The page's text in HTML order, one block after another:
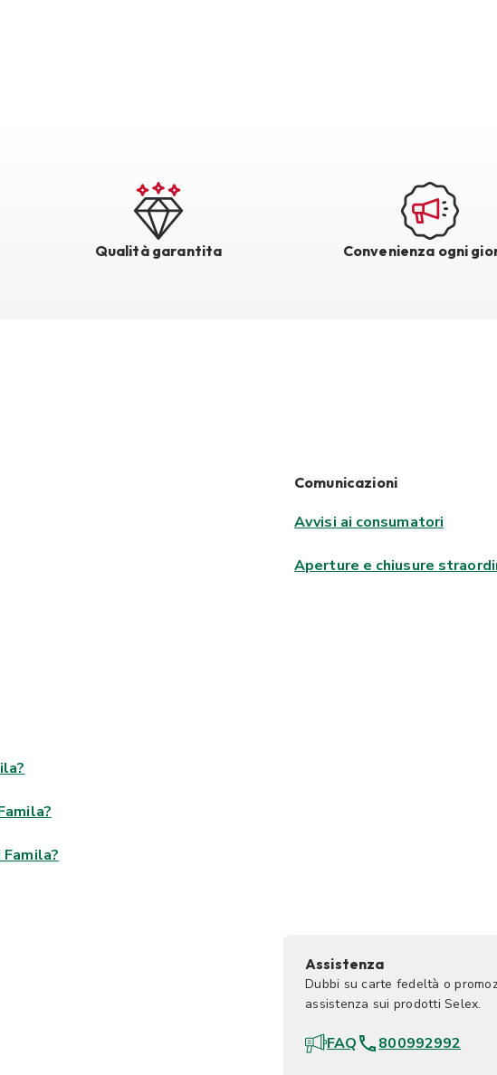
Qualità garantita Convenienza ogni
Comunicazioni
Avvisi ai consumatori
Aperture e chiusure
Assistenza
Dubbi su carte fedeltà o
assistenza sui prodotti Selex.
FAQ 800992992